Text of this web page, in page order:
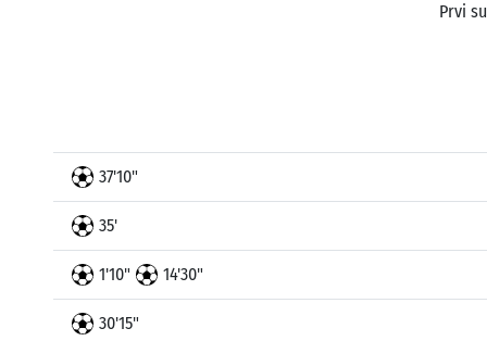
Prvi
37'10"
35'
1'10" 14'30"
30'15"